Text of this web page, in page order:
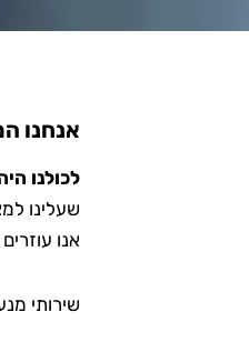
אנחנו
לכולנו
שעלינו
אנו
שירותי